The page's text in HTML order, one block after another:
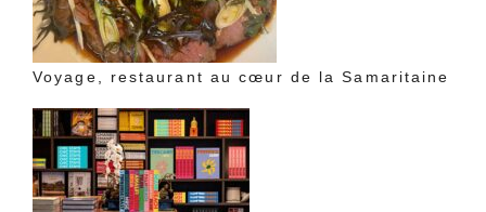
Voyage, restaurant au cœur de la Samaritaine